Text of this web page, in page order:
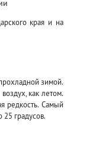
края и на
зимой.
как летом.
редкость. Самый
25 градусов.